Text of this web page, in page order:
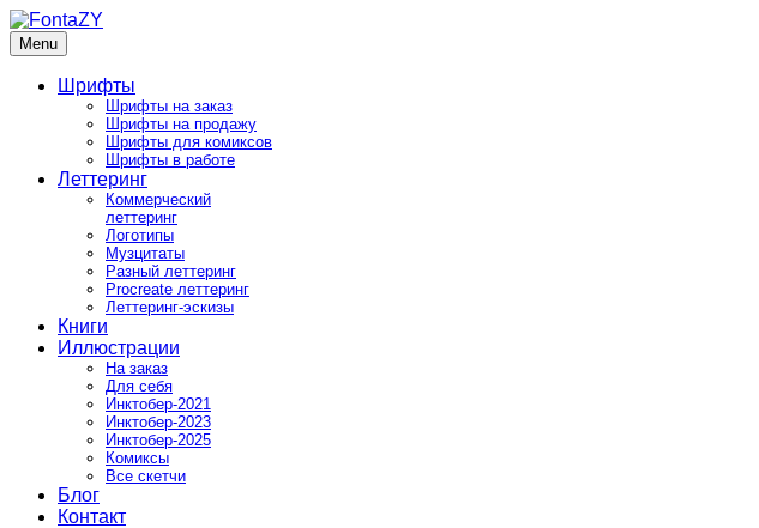
Skip
to
content
FontaZY
Fonts and pictures by Zakhar Yaschin
Menu
Шрифты
Шрифты на заказ
Шрифты на продажу
Шрифты для комиксов
Шрифты в работе
Леттеринг
Коммерческий
леттеринг
Логотипы
Музцитаты
Разный леттеринг
Procreate леттеринг
Леттеринг-эскизы
Книги
Иллюстрации
На заказ
Для себя
Инктобер-2021
Инктобер-2023
Инктобер-2025
Комиксы
Все скетчи
Блог
Контакт